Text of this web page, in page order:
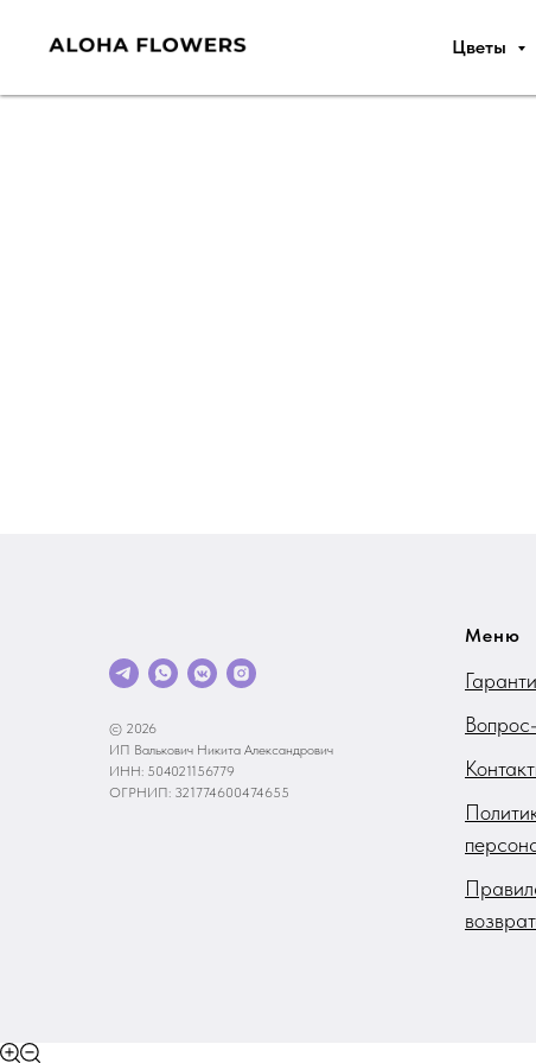
Цветы
© 2026
ИП Валькович Никита Александрович
ИНН: 504021156779
ОГРНИП: 321774600474655
Меню